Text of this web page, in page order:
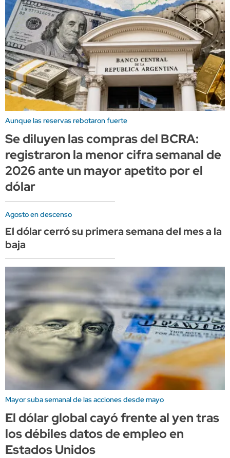
Aunque las reservas rebotaron fuerte
Se diluyen las compras del BCRA:
registraron la menor cifra semanal de
2026 ante un mayor apetito por el
dólar
Agosto en descenso
El dólar cerró su primera semana del mes a la
baja
Mayor suba semanal de las acciones desde mayo
El dólar global cayó frente al yen tras
los débiles datos de empleo en
Estados Unidos